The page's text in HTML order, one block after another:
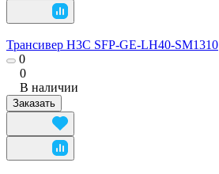
Трансивер H3C SFP-GE-LH40-SM1310
0
0
В наличии
Заказать